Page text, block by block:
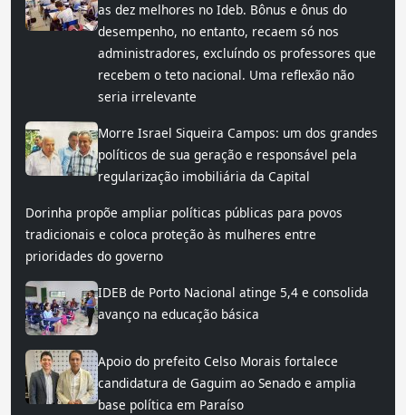
as dez melhores no Ideb. Bônus e ônus do
desempenho, no entanto, recaem só nos
administradores, excluíndo os professores que
recebem o teto nacional. Uma reflexão não
seria irrelevante
Morre Israel Siqueira Campos: um dos grandes
políticos de sua geração e responsável pela
regularização imobiliária da Capital
Dorinha propõe ampliar políticas públicas para povos
tradicionais e coloca proteção às mulheres entre
prioridades do governo
IDEB de Porto Nacional atinge 5,4 e consolida
avanço na educação básica
Apoio do prefeito Celso Morais fortalece
candidatura de Gaguim ao Senado e amplia
base política em Paraíso